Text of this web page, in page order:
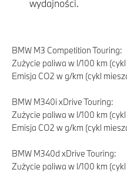
wydajności.
BMW M3 Competition Touring:
Zużycie paliwa w l/100 km
Emisja CO2 w g/km (cykl
BMW M340i xDrive Touring:
Zużycie paliwa w l/100 km
Emisja CO2 w g/km (cykl
BMW M340d xDrive Touring:
Zużycie paliwa w l/100 km